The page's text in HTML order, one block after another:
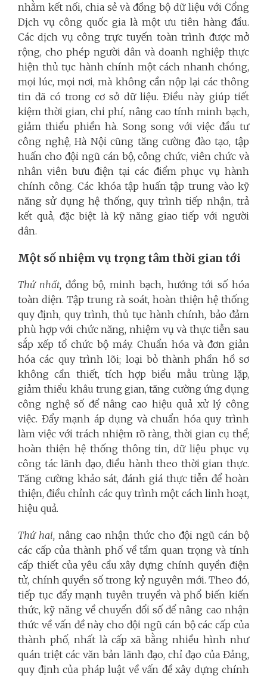
nhằm kết nối, chia sẻ và đồng bộ dữ liệu với Cổng
Dịch vụ công quốc gia là một ưu tiên hàng đầu.
Các dịch vụ công trực tuyến toàn trình được mở
rộng, cho phép người dân và doanh nghiệp thực
hiện thủ tục hành chính một cách nhanh chóng,
mọi lúc, mọi nơi, mà không cần nộp lại các thông
tin đã có trong cơ sở dữ liệu. Điều này giúp tiết
kiệm thời gian, chi phí, nâng cao tính minh bạch,
giảm thiểu phiền hà. Song song với việc đầu tư
công nghệ, Hà Nội cũng tăng cường đào tạo, tập
huấn cho đội ngũ cán bộ, công chức, viên chức và
nhân viên bưu điện tại các điểm phục vụ hành
chính công. Các khóa tập huấn tập trung vào kỹ
năng sử dụng hệ thống, quy trình tiếp nhận, trả
kết quả, đặc biệt là kỹ năng giao tiếp với người
dân.
Một số nhiệm vụ trọng tâm thời gian tới
Thứ nhất, đồng bộ, minh bạch, hướng tới số hóa
toàn diện. Tập trung rà soát, hoàn thiện hệ thống
quy định, quy trình, thủ tục hành chính, bảo đảm
phù hợp với chức năng, nhiệm vụ và thực tiễn sau
sắp xếp tổ chức bộ máy. Chuẩn hóa và đơn giản
hóa các quy trình lõi; loại bỏ thành phần hồ sơ
không cần thiết, tích hợp biểu mẫu trùng lặp,
giảm thiểu khâu trung gian, tăng cường ứng dụng
công nghệ số để nâng cao hiệu quả xử lý công
việc. Đẩy mạnh áp dụng và chuẩn hóa quy trình
làm việc với trách nhiệm rõ ràng, thời gian cụ thể;
hoàn thiện hệ thống thông tin, dữ liệu phục vụ
công tác lãnh đạo, điều hành theo thời gian thực.
Tăng cường khảo sát, đánh giá thực tiễn để hoàn
thiện, điều chỉnh các quy trình một cách linh hoạt,
hiệu quả.
Thứ hai, nâng cao nhận thức cho đội ngũ cán bộ
các cấp của thành phố về tầm quan trọng và tính
cấp thiết của yêu cầu xây dựng chính quyền điện
tử, chính quyền số trong kỷ nguyên mới. Theo đó,
tiếp tục đẩy mạnh tuyên truyền và phổ biến kiến
thức, kỹ năng về chuyển đổi số để nâng cao nhận
thức về vấn đề này cho đội ngũ cán bộ các cấp của
thành phố, nhất là cấp xã bằng nhiều hình như
quán triệt các văn bản lãnh đạo, chỉ đạo của Đảng,
quy định của pháp luật về vấn đề xây dựng chính